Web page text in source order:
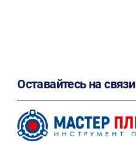
Оставайтесь на связи